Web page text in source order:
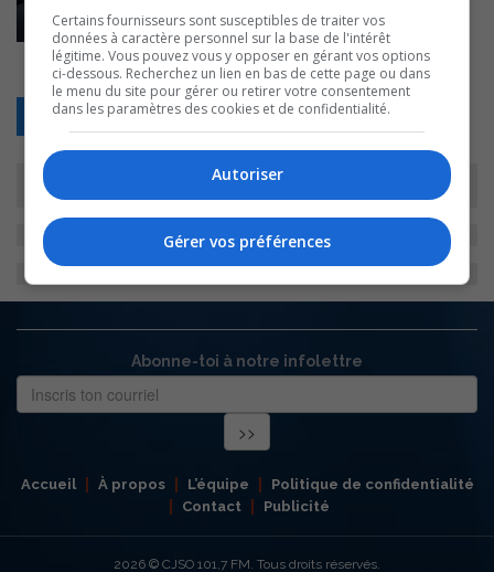
Retour
Abonne-toi à notre infolettre
Accueil À propos L’équipe
Politique de confidentialité
Contact
Publicité
2026 © CJSO 101,7 FM. Tous droits réservés.
Certains fournisseurs sont susceptibles de traiter vos
données à caractère personnel sur la base de l'intérêt
légitime. Vous pouvez vous y opposer en gérant vos options
ci-dessous. Recherchez un lien en bas de cette page ou dans
le menu du site pour gérer ou retirer votre consentement
dans les paramètres des cookies et de confidentialité.
Autoriser
Gérer vos préférences